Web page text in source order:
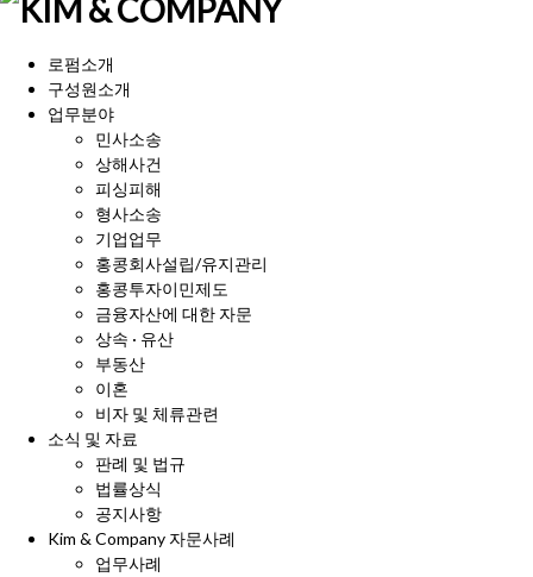
로펌소개
구성원소개
업무분야
민사소송
상해사건
피싱피해
형사소송
기업업무
홍콩회사설립/유지관리
홍콩투자이민제도
금융자산에 대한 자문
상속 · 유산
부동산
이혼
비자 및 체류관련
소식 및 자료
판례 및 법규
법률상식
공지사항
Kim & Company 자문사례
업무사례